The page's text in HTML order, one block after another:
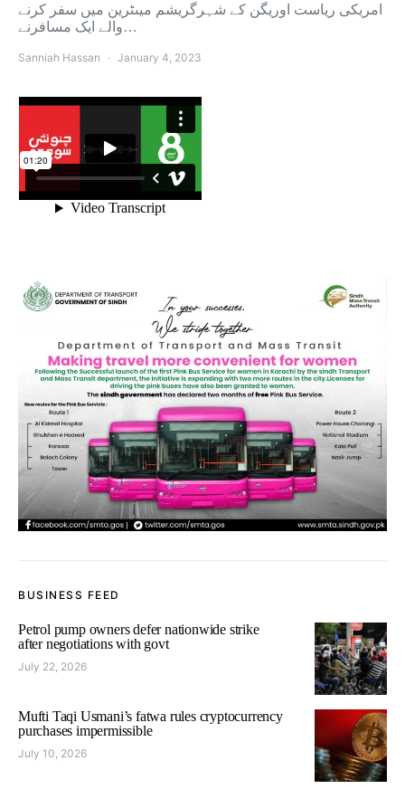
امریکی ریاست اوریگن کے شہرگریشم میںٹرین میں سفر کرنے
والے ایک مسافرنے…
Sanniah Hassan January 4, 2023
BUSINESS FEED
Petrol pump owners defer nationwide strike
after negotiations with govt
July 22, 2026
Mufti Taqi Usmani’s fatwa rules cryptocurrency
purchases impermissible
July 10, 2026